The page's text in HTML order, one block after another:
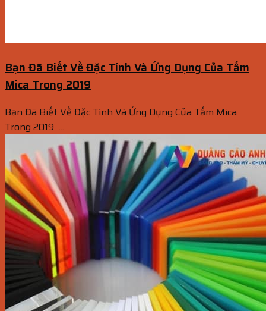
Bạn Đã Biết Về Đặc Tính Và Ứng Dụng Của Tấm
Mica Trong 2019
Bạn Đã Biết Về Đặc Tính Và Ứng Dụng Của Tấm Mica
Trong 2019 ...